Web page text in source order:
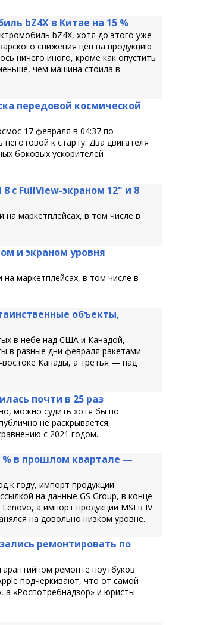
bZ4X в Китае на 15 %
bZ4X, хотя до этого уже
снижения цен на продукцию
ничего иного, кроме как опустить
чем машина стоила в
передовой космической
17 февраля в 04:37 по
к старту. Два двигателя
боковых ускорителей
с FullView-экраном 12" и 8
на маркетплейсах, в том числе в
и экраном уровня
маркетплейсах, в том числе в
объекты,
в небе над США и Канадой,
в разные дни февраля ракетами
востоке Канады, а третья — над
почти в 25 раз
можно судить хотя бы по
не раскрывается,
с 2021 годом.
% в прошлом квартале —
к году, импорт продукции
на данные GS Group, в конце
а импорт продукции MSI в IV
на довольно низком уровне.
ремонтировать по
ремонте ноутбуков
подчёркивают, что от самой
а «Роспотребнадзор» и юристы